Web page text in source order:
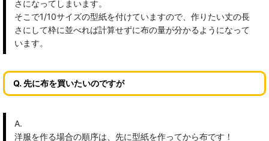
さになってしまいます。
そこで1/10サイズの型紙を付けていますので、作りたい丈の長
さにして枠に並べれば計算せずに布の量が分かるようになって
います。
Q. 先に布を買いたいのですが
A.
洋服を作る場合の順序は、先に型紙を作ってから布です！